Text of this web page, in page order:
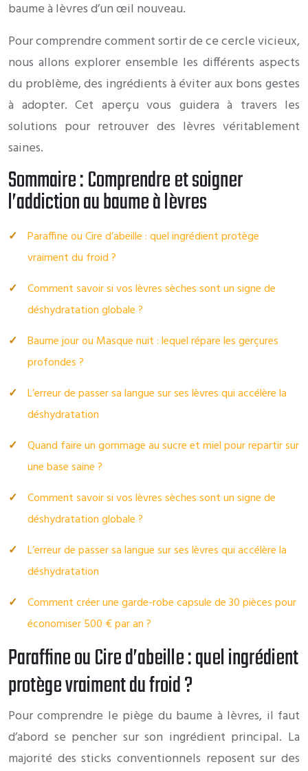
baume à lèvres d’un œil nouveau.
Pour comprendre comment sortir de ce cercle vicieux,
nous allons explorer ensemble les différents aspects
du problème, des ingrédients à éviter aux bons gestes
à adopter. Cet aperçu vous guidera à travers les
solutions pour retrouver des lèvres véritablement
saines.
Sommaire : Comprendre et soigner
l’addiction au baume à lèvres
Paraffine ou Cire d’abeille : quel ingrédient protège
vraiment du froid ?
Comment savoir si vos lèvres sèches sont un signe de
déshydratation globale ?
Baume jour ou Masque nuit : lequel répare les gerçures
profondes ?
L’erreur de passer sa langue sur ses lèvres qui accélère la
déshydratation
Quand faire un gommage au sucre et miel pour repartir sur
une base saine ?
Comment savoir si vos lèvres sèches sont un signe de
déshydratation globale ?
L’erreur de passer sa langue sur ses lèvres qui accélère la
déshydratation
Comment créer une garde-robe capsule de 30 pièces pour
économiser 500 € par an ?
Paraffine ou Cire d’abeille : quel ingrédient
protège vraiment du froid ?
Pour comprendre le piège du baume à lèvres, il faut
d’abord se pencher sur son ingrédient principal. La
majorité des sticks conventionnels reposent sur des